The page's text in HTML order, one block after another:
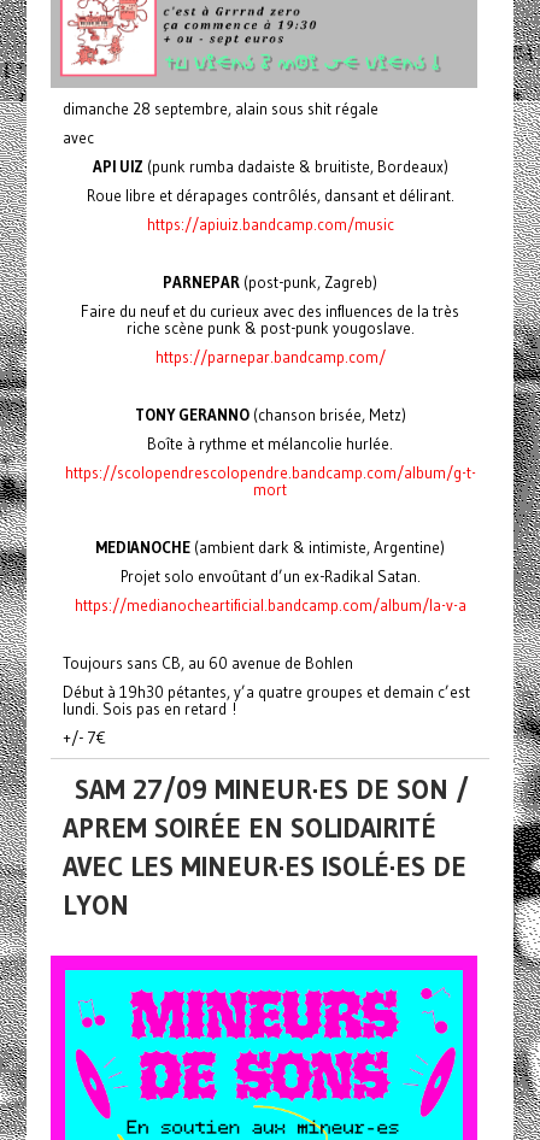
dimanche 28 septembre, alain sous shit régale
avec
API UIZ (punk rumba dadaiste & bruitiste, Bordeaux)
Roue libre et dérapages contrôlés, dansant et délirant.
https://apiuiz.bandcamp.com/music
PARNEPAR (post-punk, Zagreb)
Faire du neuf et du curieux avec des influences de la très
riche scène punk & post-punk yougoslave.
https://parnepar.bandcamp.com/
TONY GERANNO(chanson brisée, Metz)
Boîte à rythme et mélancolie hurlée.
https://scolopendrescolopendre.bandcamp.com/album/g-t-
mort
MEDIANOCHE (ambient dark & intimiste, Argentine)
Projet solo envoûtant d’un ex-Radikal Satan.
https://medianocheartificial.bandcamp.com/album/la-v-a
Toujours sans CB, au 60 avenue de Bohlen
Début à 19h30 pétantes, y’a quatre groupes et demain c’est
lundi. Sois pas en retard !
+/- 7€
SAM 27/09 MINEUR·ES DE SON /
APREM SOIRÉE EN SOLIDAIRITÉ
AVEC LES MINEUR·ES ISOLÉ·ES DE
LYON